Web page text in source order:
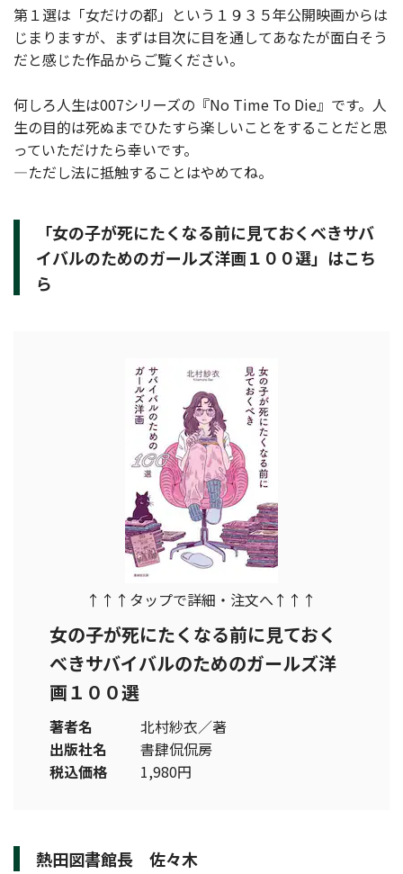
第１選は「女だけの都」という１９３５年公開映画からは
じまりますが、まずは目次に目を通してあなたが面白そう
だと感じた作品からご覧ください。
何しろ人生は007シリーズの『No Time To Die』です。人
生の目的は死ぬまでひたすら楽しいことをすることだと思
っていただけたら幸いです。
—ただし法に抵触することはやめてね。
「女の子が死にたくなる前に見ておくべきサバ
イバルのためのガールズ洋画１００選」はこち
ら
↑↑↑タップで詳細・注文へ↑↑↑
女の子が死にたくなる前に見ておく
べきサバイバルのためのガールズ洋
画１００選
著者名
北村紗衣／著
出版社名
書肆侃侃房
税込価格
1,980円
熱田図書館長 佐々木